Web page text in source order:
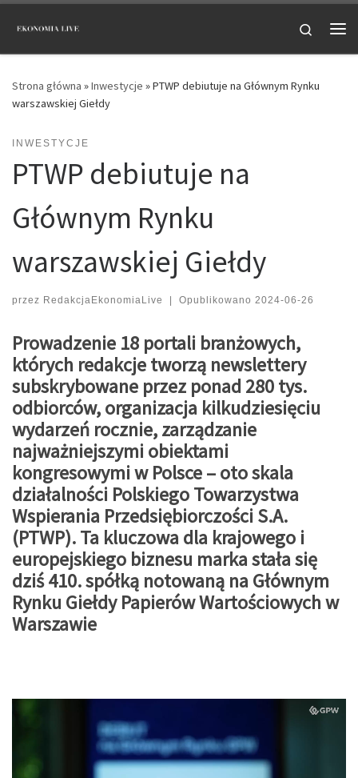
Przejdź do treści
Search
Strona główna »Inwestycje »PTWP debiutuje na Głównym Rynku
warszawskiej Giełdy
INWESTYCJE
PTWP debiutuje na
Głównym Rynku
warszawskiej Giełdy
przez RedakcjaEkonomiaLive | Opublikowano 2024-06-26
Prowadzenie 18 portali branżowych,
których redakcje tworzą newslettery
subskrybowane przez ponad 280 tys.
odbiorców, organizacja kilkudziesięciu
wydarzeń rocznie, zarządzanie
najważniejszymi obiektami
kongresowymi w Polsce – oto skala
działalności Polskiego Towarzystwa
Wspierania Przedsiębiorczości S.A.
(PTWP). Ta kluczowa dla krajowego i
europejskiego biznesu marka stała się
dziś 410. spółką notowaną na Głównym
Rynku Giełdy Papierów Wartościowych w
Warszawie